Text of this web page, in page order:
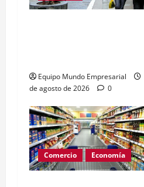
Equipo Mundo Empresarial
de agosto de 2026
0
Comercio Economía